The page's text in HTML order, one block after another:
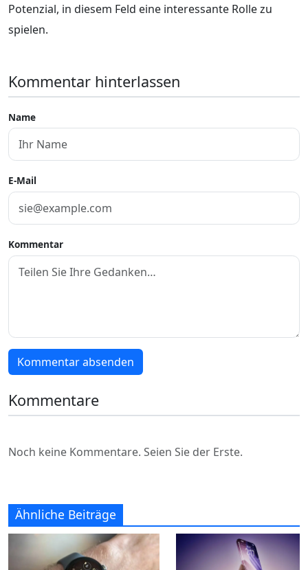
Potenzial, in diesem Feld eine interessante Rolle zu
spielen.
Kommentar hinterlassen
Name
E-Mail
Kommentar
Kommentar absenden
Kommentare
Noch keine Kommentare. Seien Sie der Erste.
Ähnliche Beiträge